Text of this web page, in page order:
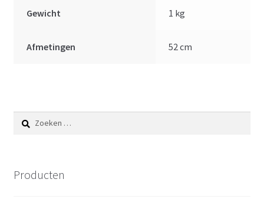
Gewicht 1 kg
Afmetingen 52 cm
Zoeken
naar:
Producten